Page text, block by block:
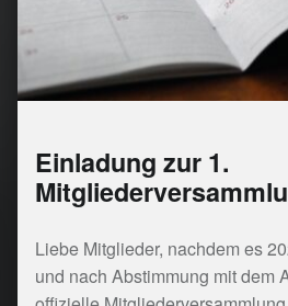
Einladung zur 1.
Liebe Mitglieder, nachdem es
und nach Abstimmung mit dem